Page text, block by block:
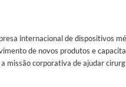
internacional de dispositivos
de novos produtos e
missão corporativa de ajudar